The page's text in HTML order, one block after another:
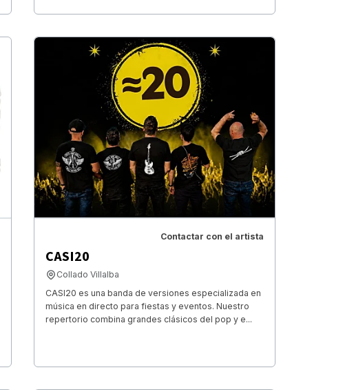
Contactar con el artista
CASI20
Collado Villalba
CASI20 es una banda de versiones especializada en
música en directo para fiestas y eventos. Nuestro
repertorio combina grandes clásicos del pop y e...